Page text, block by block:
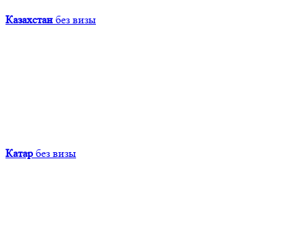
Казахстан без визы
Катар без визы